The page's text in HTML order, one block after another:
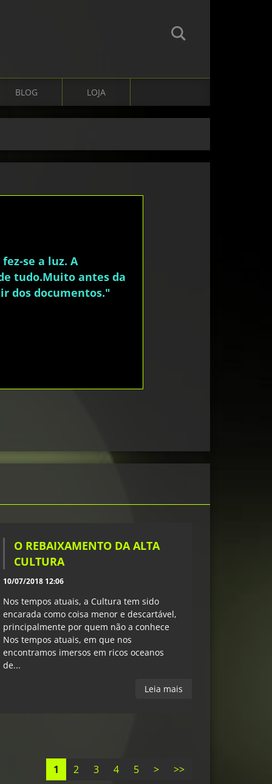
BLOG LOJA
se a luz. A
tudo.Muito antes da
dos documentos."
O REBAIXAMENTO DA ALTA
CULTURA
10/07/2018 12:06
Nos tempos atuais, a Cultura tem sido
encarada como coisa menor e descartável,
principalmente por quem não a conhece
Nos tempos atuais, em que nos
encontramos imersos em ricos oceanos
de...
Leia mais
1 2 3 4 5 > >>